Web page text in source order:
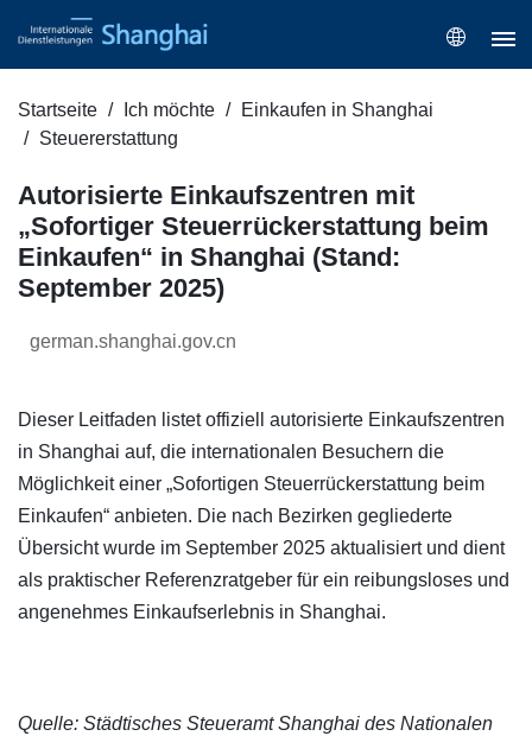
Startseite Ich möchte
Einkaufen in Shanghai
Steuererstattung
Autorisierte Einkaufszentren mit
„Sofortiger Steuerrückerstattung beim
Einkaufen“ in Shanghai (Stand:
September 2025)
german.shanghai.gov.cn
Dieser Leitfaden listet offiziell autorisierte Einkaufszentren
in Shanghai auf, die internationalen Besuchern die
Möglichkeit einer „Sofortigen Steuerrückerstattung beim
Einkaufen“ anbieten. Die nach Bezirken gegliederte
Übersicht wurde im September 2025 aktualisiert und dient
als praktischer Referenzratgeber für ein reibungsloses und
angenehmes Einkaufserlebnis in Shanghai.
Quelle: Städtisches Steueramt Shanghai des Nationalen